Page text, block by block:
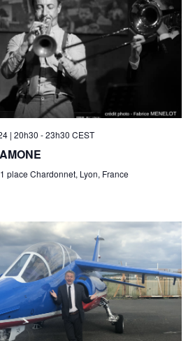
| 20h30 -23h30 CEST
1 place Chardonnet, Lyon, France